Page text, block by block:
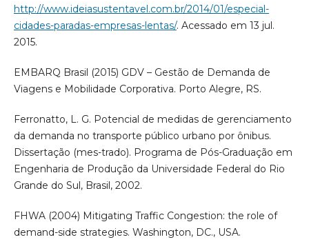
http://www.ideiasustentavel.com.br/2014/01/especial-
cidades-paradas-empresas-lentas/. Acessado em 13 jul.
2015.
EMBARQ Brasil (2015) GDV – Gestão de Demanda de
Viagens e Mobilidade Corporativa. Porto Alegre, RS.
Ferronatto, L. G. Potencial de medidas de gerenciamento
da demanda no transporte público urbano por ônibus.
Dissertação (mes-trado). Programa de Pós-Graduação em
Engenharia de Produção da Universidade Federal do Rio
Grande do Sul, Brasil, 2002.
FHWA (2004) Mitigating Traffic Congestion: the role of
demand-side strategies. Washington, DC., USA.